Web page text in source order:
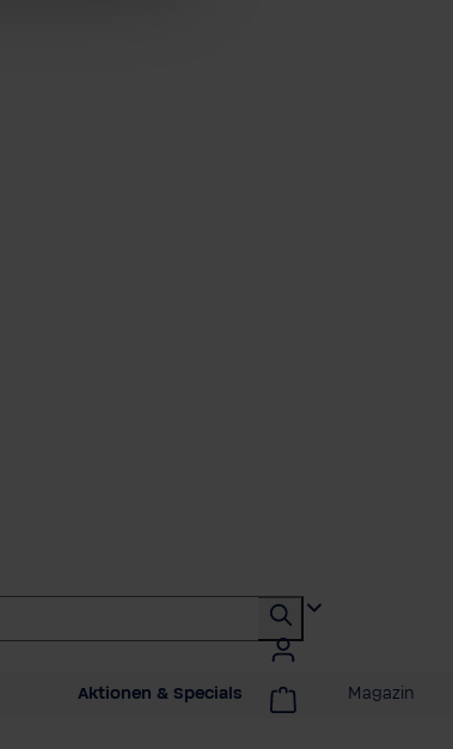
Aktionen & Specials Magazin